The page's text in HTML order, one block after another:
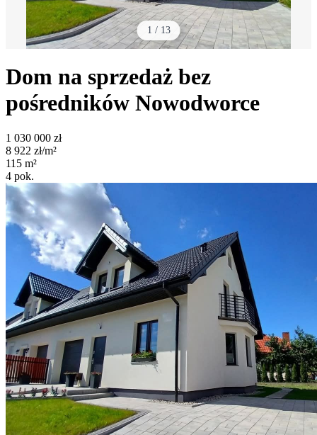
1 / 13
Dom na sprzedaż bez
pośredników Nowodworce
1 030 000 zł
8 922 zł/m²
115 m²
4 pok.